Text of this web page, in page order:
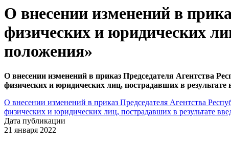
О внесении изменений в
физических и юридических
положения»
О внесении изменений в приказ Председателя Агентства
физических и юридических лиц, пострадавших в
О внесении изменений в приказ Председателя Агентства
физических и юридических лиц, пострадавших в результате
Дата публикации
21 января 2022